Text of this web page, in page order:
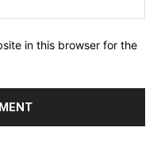
in this browser for the